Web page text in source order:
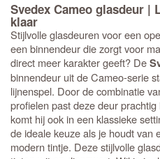
Svedex Cameo glasdeur |
klaar
Stijlvolle glasdeuren voor een
een binnendeur die zorgt voor
direct meer karakter geeft? De
binnendeur uit de Cameo-serie
lijnenspel. Door de combinatie
profielen past deze deur
komt hij ook in een klassieke
de ideale keuze als je houdt van
modern tintje. Deze stijlvolle